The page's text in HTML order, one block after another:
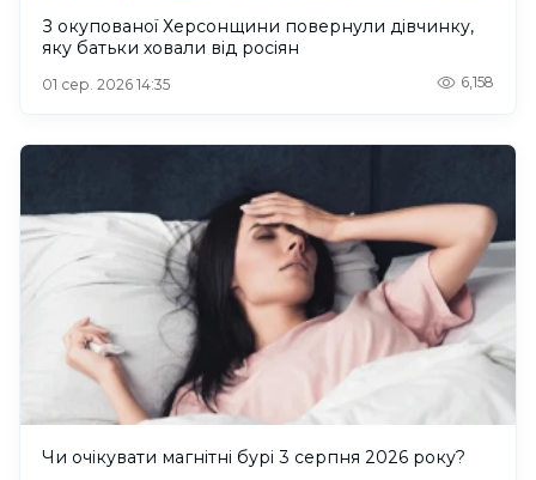
З окупованої Херсонщини повернули дівчинку,
яку батьки ховали від росіян
01 сер. 2026 14:35 6,158
Чи очікувати магнітні бурі 3 серпня 2026 року?